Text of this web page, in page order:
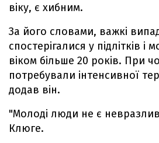
віку, є хибним.
За його словами, важкі
спостерігалися у підлітків
віком більше 20 років. При
потребували інтенсивної
додав він.
"Молоді люди не є
Клюге.